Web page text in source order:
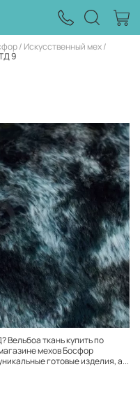
Искусственный мех
9
Вельбоа ткань купить по
мехов Босфор
готовые изделия, а...